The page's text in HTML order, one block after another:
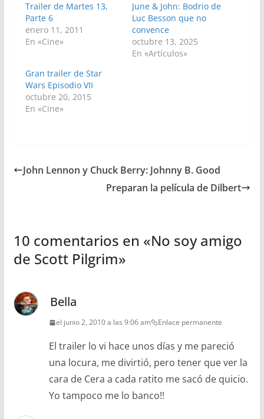
Trailer de Martes 13,
Parte 6
enero 11, 2011
En «Cine»
June & John: Bodrio de
Luc Besson que no
convence
octubre 13, 2025
En «Artículos»
Gran trailer de Star
Wars Episodio VII
octubre 20, 2015
En «Cine»
John Lennon y Chuck Berry: Johnny B. Good
Preparan la película de Dilbert
10 comentarios en «No soy amigo
de Scott Pilgrim»
Bella
el junio 2, 2010 a las 9:06 am Enlace permanente
El trailer lo vi hace unos días y me pareció
una locura, me divirtió, pero tener que ver la
cara de Cera a cada ratito me sacó de quicio.
Yo tampoco me lo banco!!